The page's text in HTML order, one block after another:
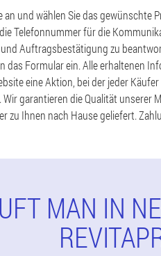
an und wählen Sie das gewünschte
Telefonnummer für die
Auftragsbestätigung zu
das Formular ein. Alle erhaltenen
eine Aktion, bei der jeder
garantieren die Qualität unserer
zu Ihnen nach Hause geliefert.
MAN IN